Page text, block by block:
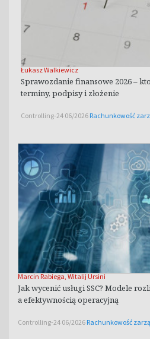
Łukasz Walkiewicz
Sprawozdanie finansowe 2026 –
terminy, podpisy i złożenie
Controlling-24 06/2026 Rachunkowość
Marcin Rabiega,Witalij Ursini
Jak wycenić usługi SSC? Modele
a efektywnością operacyjną
Controlling-24 06/2026 Rachunkowość